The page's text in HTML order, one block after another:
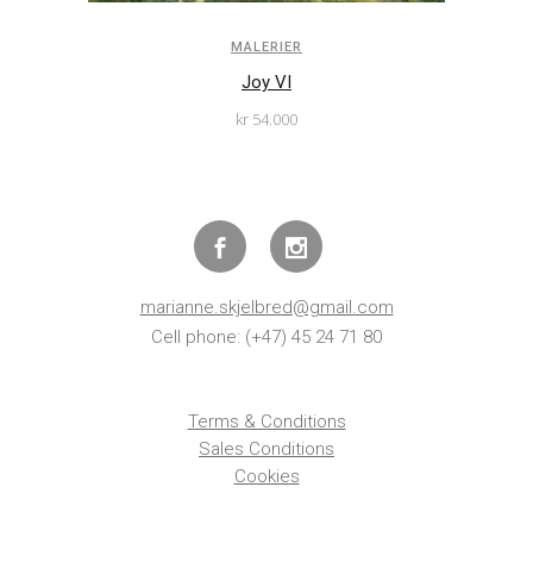
MALERIER
Joy VI
kr 54.000
marianne.skjelbred@gmail.com
Cell phone: (+47) 45 24 71 80
Terms & Conditions
Sales Conditions
Cookies